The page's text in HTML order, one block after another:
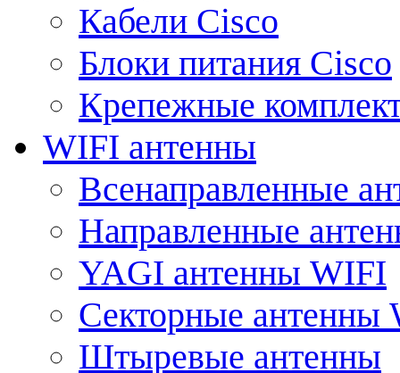
Кабели Cisco
Блоки питания Cisco
Крепежные
WIFI антенны
Всенаправленные
Направленные
YAGI антенны WIFI
Секторные антенны
Штыревые антенны